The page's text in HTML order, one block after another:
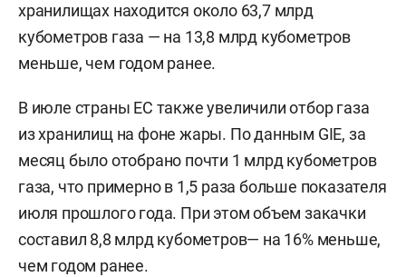
хранилищах находится около 63,7 млрд
кубометров газа — на 13,8 млрд кубометров
меньше, чем годом ранее.
В июле страны ЕС также увеличили отбор газа
из хранилищ на фоне жары. По данным GIE, за
месяц было отобрано почти 1 млрд кубометров
газа, что примерно в 1,5 раза больше показателя
июля прошлого года. При этом объем закачки
составил 8,8 млрд кубометров— на 16% меньше,
чем годом ранее.